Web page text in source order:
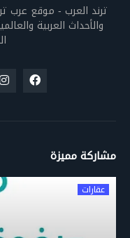
ترند العرب - موقع عرب
والأحداث العربية
مشاركة مميزة
عقارات